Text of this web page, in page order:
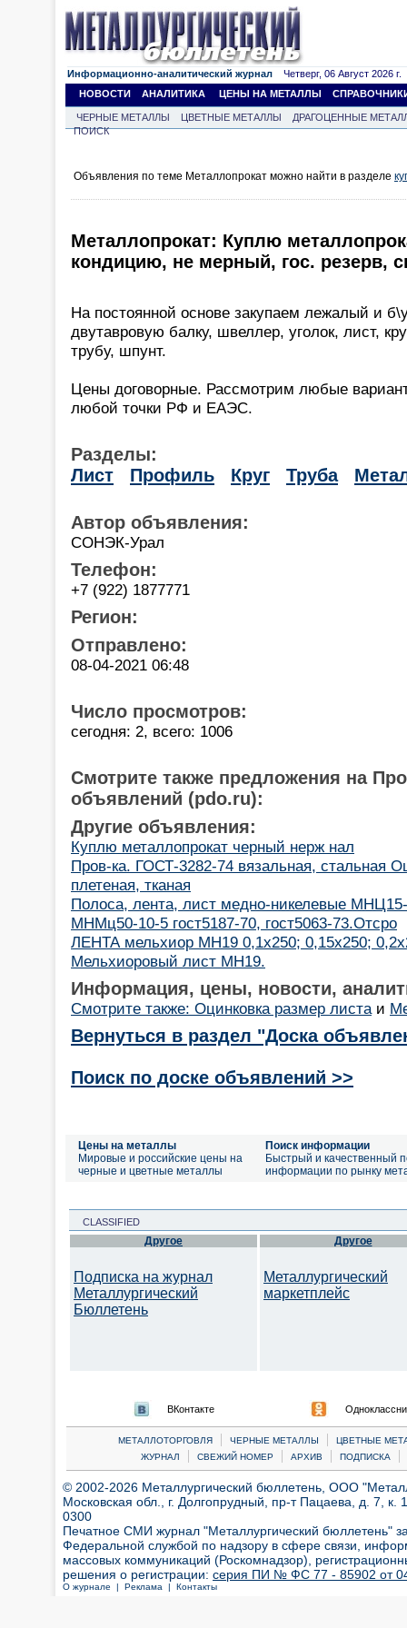
Информационно-аналитический журнал Четверг, 06 Август 2026 г.
НОВОСТИ
АНАЛИТИКА ЦЕНЫ НА МЕТАЛЛЫ
ЧЕРНЫЕ МЕТАЛЛЫ ЦВЕТНЫЕ МЕТАЛЛЫ
ДРАГОЦЕННЫЕ
ПОИСК
Объявления по теме Металлопрокат можно найти в разделе
Металлопрокат: Куплю
кондицию, не мерный, гос. резерв,
На постоянной основе закупаем лежалый и
двутавровую балку, швеллер, уголок, лист,
трубу, шпунт.
Цены договорные. Рассмотрим любые
любой точки РФ и ЕАЭС.
Разделы:
Лист
Профиль Круг Труба
Автор объявления:
СОНЭК-Урал
Телефон:
+7 (922) 1877771
Регион:
Отправлено:
08-04-2021 06:48
Число просмотров:
сегодня: 2, всего: 1006
Смотрите также предложения на
объявлений (pdo.ru):
Другие объявления:
Куплю металлопрокат черный нерж нал
Пров-ка. ГОСТ-3282-74 вязальная, стальная
плетеная, тканая
Полоса, лента, лист медно-никелевые
МНМц50-10-5 гост5187-70, гост5063-73.Отсро
ЛЕНТА мельхиор МН19 0,1х250; 0,15х250;
Мельхиоровый лист МН19.
Информация, цены, новости,
Смотрите также: Оцинковка размер листа и
Вернуться в раздел "Доска
Поиск по доске объявлений >>
Цены на металлы
Мировые и российские цены на
черные и цветные металлы
Поиск информации
Быстрый и качественный
информации по рынку
CLASSIFIED
Другое
Подписка на журнал
Металлургический
Бюллетень
Другое
Металлургический
маркетплейс
ВКонтакте
МЕТАЛЛОТОРГОВЛЯ | ЧЕРНЫЕ МЕТАЛЛЫ |
ЦВЕТНЫЕ
ЖУРНАЛ
| СВЕЖИЙ НОМЕР | АРХИВ | ПОДПИСКА |
© 2002-2026 Металлургический бюллетень, ООО
Московская обл., г. Долгопрудный, пр-т Пацаева, д. 7,
0300
Печатное СМИ журнал "Металлургический бюллетень"
Федеральной службой по надзору в сфере связи,
массовых коммуникаций (Роскомнадзор),
решения о регистрации: серия ПИ № ФС 77 - 85902 от 04
О журнале | Реклама | Контакты